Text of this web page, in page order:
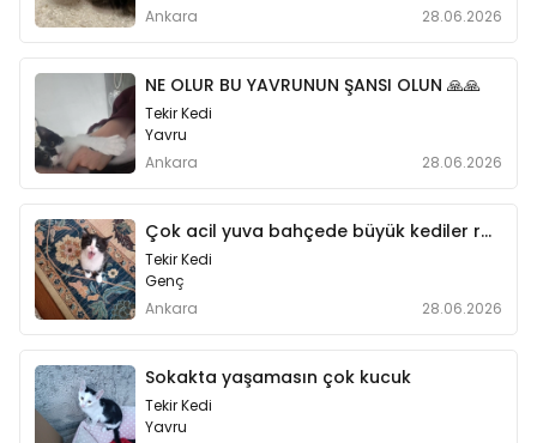
Ankara
28.06.2026
NE OLUR BU YAVRUNUN ŞANSI OLUN 🙏🙏
Tekir Kedi
Yavru
Ankara
28.06.2026
Çok acil yuva bahçede büyük kediler rahatsız ediyor annelerini gonderdiler
Tekir Kedi
Genç
Ankara
28.06.2026
Sokakta yaşamasın çok kucuk
Tekir Kedi
Yavru